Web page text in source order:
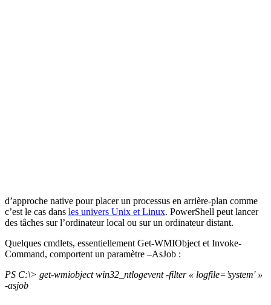
d’approche native pour placer un processus en arrière-plan comme
c’est le cas dans les univers Unix et Linux. PowerShell peut lancer
des tâches sur l’ordinateur local ou sur un ordinateur distant.
Quelques cmdlets, essentiellement Get-WMIObject et Invoke-
Command, comportent un paramètre –AsJob :
PS C:\> get-wmiobject win32_ntlogevent -filter « logfile=’system' »
-asjob